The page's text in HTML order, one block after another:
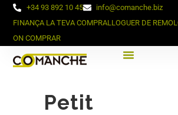
+34 93 892 10 45
info@comanche.biz
FINANÇA LA TEVA COMPRALLOGUER DE
ON COMPRAR
Petit